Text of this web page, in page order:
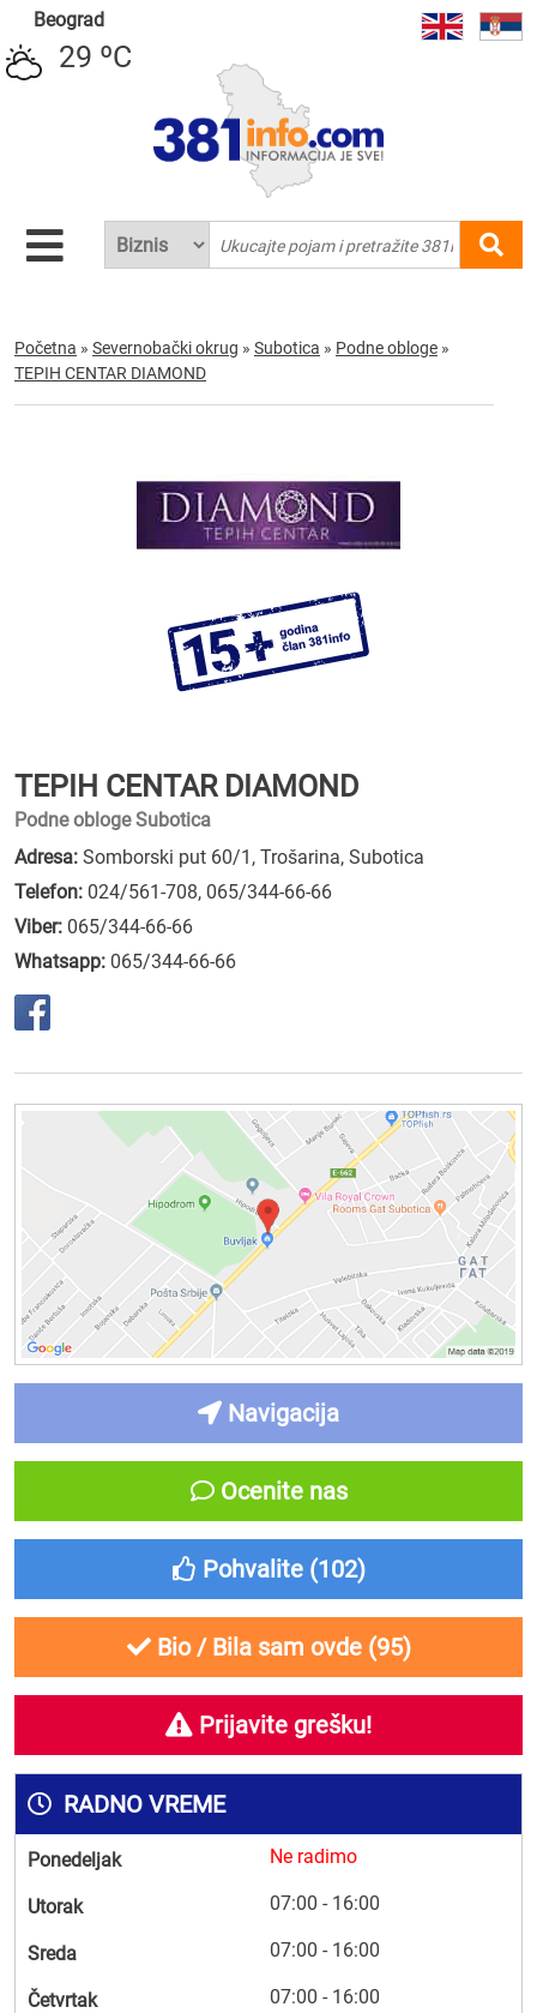
Beograd
29 ºC
Početna » Severnobački okrug » Subotica » Podne obloge »
TEPIH CENTAR DIAMOND
TEPIH CENTAR DIAMOND
Podne obloge Subotica
Adresa: Somborski put 60/1, Trošarina, Subotica
Telefon: 024/561-708, 065/344-66-66
Viber: 065/344-66-66
Whatsapp: 065/344-66-66
Navigacija
Ocenite nas
Pohvalite (102)
Bio / Bila sam ovde (95)
Prijavite grešku!
RADNO VREME
Ponedeljak Ne radimo
Utorak 07:00 - 16:00
Sreda 07:00 - 16:00
Četvrtak 07:00 - 16:00